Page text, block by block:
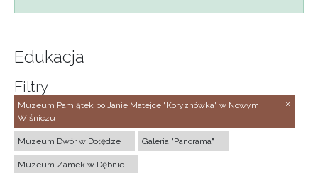
Edukacja
Filtry
Muzeum Pamiątek po Janie Matejce "Koryznówka" w Nowym
Wiśniczu
Muzeum Dwór w Dołędze Galeria "Panorama"
Muzeum Zamek w Dębnie